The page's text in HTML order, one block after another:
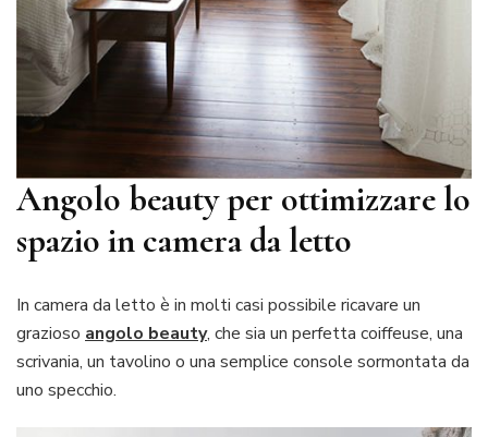
Angolo beauty per ottimizzare lo
spazio in camera da letto
In camera da letto è in molti casi possibile ricavare un
grazioso angolo beauty, che sia un perfetta coiffeuse, una
scrivania, un tavolino o una semplice console sormontata da
uno specchio.